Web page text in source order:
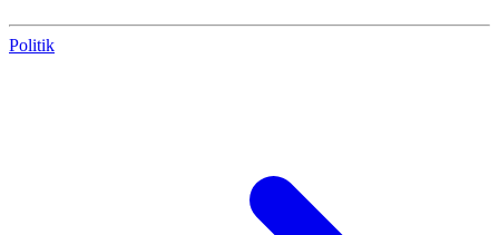
Politik